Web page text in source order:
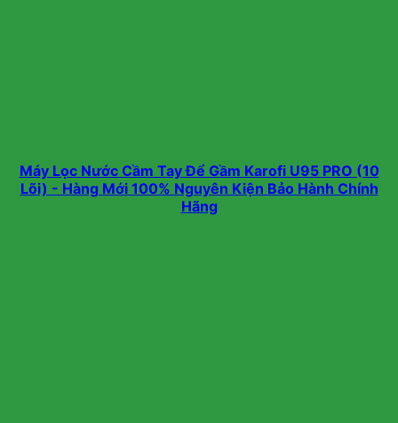
Máy Lọc Nước Cầm Tay Để Gầm Karofi U95 PRO (10
Lõi) - Hàng Mới 100% Nguyên Kiện Bảo Hành Chính
Hãng